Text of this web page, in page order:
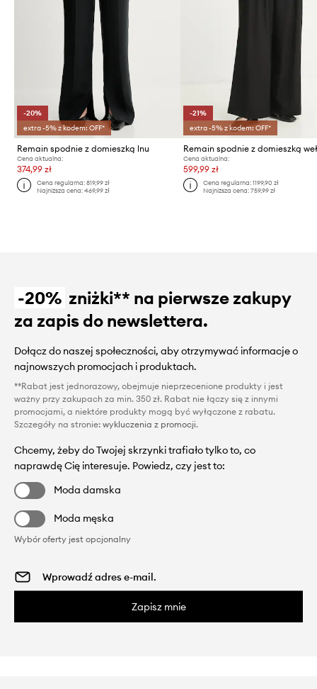
-20%
extra -5% z kodem: OFF*
Remain spodnie z domieszką lnu
Cena aktualna:
374,99 zł
Cena regularna:819,99 zł
Najniższa cena:469,99 zł
-21%
extra -5% z kodem: OFF*
Remain spodnie z domieszką
Cena aktualna:
599,99 zł
Cena regularna: 1199,90 zł
Najniższa cena: 759,99 zł
-20% zniżki** na pierwsze zakupy
za zapis do newslettera.
Dołącz do naszej społeczności, aby otrzymywać informacje o
najnowszych promocjach i produktach.
**Rabat jest jednorazowy, obejmuje nieprzecenione produkty i jest
ważny przy zakupach za min. 350 zł. Rabat nie łączy się z innymi
promocjami, a niektóre produkty mogą być wyłączone z rabatu.
Szczegóły na stronie: wykluczenia z promocji.
Chcemy, żeby do Twojej skrzynki trafiało tylko to, co
naprawdę Cię interesuje. Powiedz, czy jest to:
Moda damska
Moda męska
Wybór oferty jest opcjonalny
Zapisz mnie